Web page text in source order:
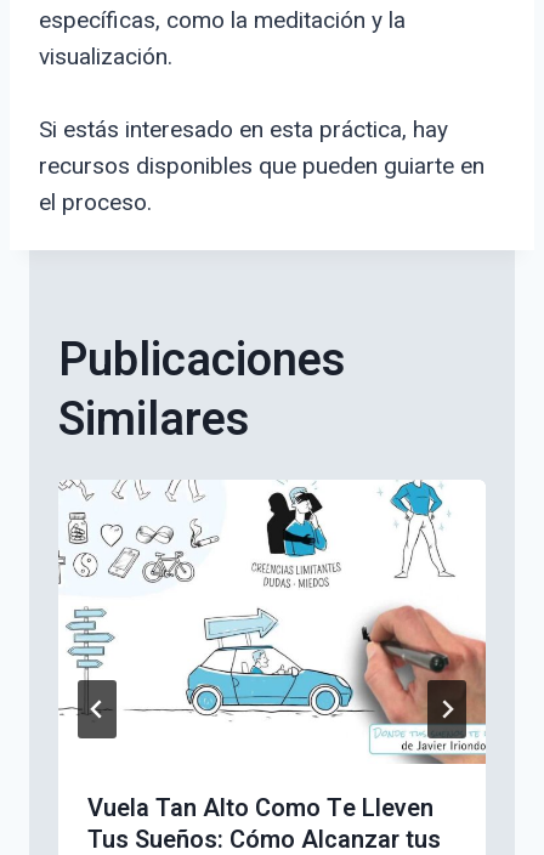
específicas, como la meditación y la
visualización.
Si estás interesado en esta práctica, hay
recursos disponibles que pueden guiarte en
el proceso.
Publicaciones
Similares
Vuela Tan Alto Como Te Lleven
Tus Sueños: Cómo Alcanzar tus